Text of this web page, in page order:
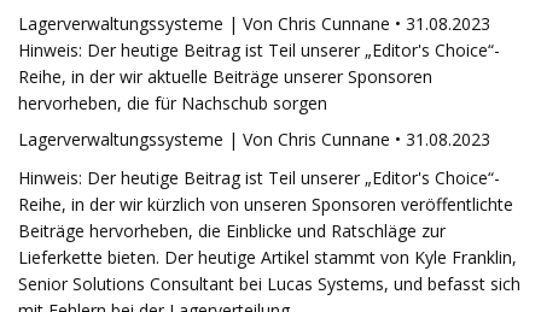
Lagerverwaltungssysteme | Von Chris Cunnane • 31.08.2023
Hinweis: Der heutige Beitrag ist Teil unserer „Editor's Choice“-
Reihe, in der wir aktuelle Beiträge unserer Sponsoren
hervorheben, die für Nachschub sorgen
Lagerverwaltungssysteme | Von Chris Cunnane • 31.08.2023
Hinweis: Der heutige Beitrag ist Teil unserer „Editor's Choice“-
Reihe, in der wir kürzlich von unseren Sponsoren veröffentlichte
Beiträge hervorheben, die Einblicke und Ratschläge zur
Lieferkette bieten. Der heutige Artikel stammt von Kyle Franklin,
Senior Solutions Consultant bei Lucas Systems, und befasst sich